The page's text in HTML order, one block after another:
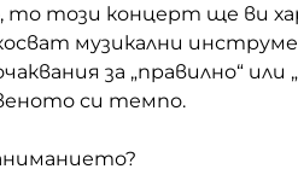
този концерт ще ви
музикални
за „правилно“
си темпо.